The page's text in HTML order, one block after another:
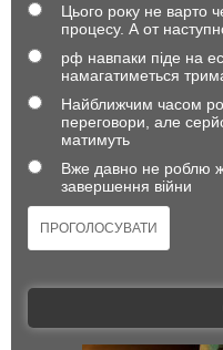
Цього року не варто
процесу. А от
рф навпаки піде на
намагатиметься
Найближчим часом
переговори, але
матимуть
Вже давно не роблю
завершення війни